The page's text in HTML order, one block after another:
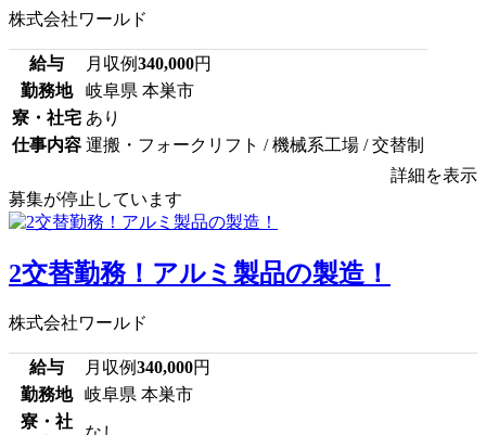
株式会社ワールド
給与 月収例340,000円
勤務地
岐阜県 本巣市
寮・社宅 あり
仕事内容 運搬・フォークリフト / 機械系工場 / 交替制
詳細を表示
募集が停止しています
2交替勤務！アルミ製品の製造！
株式会社ワールド
給与 月収例340,000円
勤務地
岐阜県 本巣市
寮・社